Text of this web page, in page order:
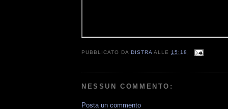
PUBBLICATO DADISTRA ALLE 15:18
NESSUN COMMENTO:
Posta un commento